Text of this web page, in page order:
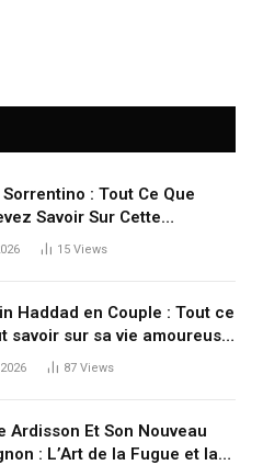
: Tout Ce Que
Savoir Sur Cette
Fascinante
15 Views
Haddad en Couple : Tout ce
savoir sur sa vie amoureuse
87 Views
Ardisson Et Son Nouveau
: L’Art de la Fugue et la